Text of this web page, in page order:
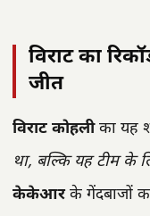
विराट का
जीत
विराट कोहलीका यह
था, बल्कि यह टीम के
केकेआरके गेंदबाजों